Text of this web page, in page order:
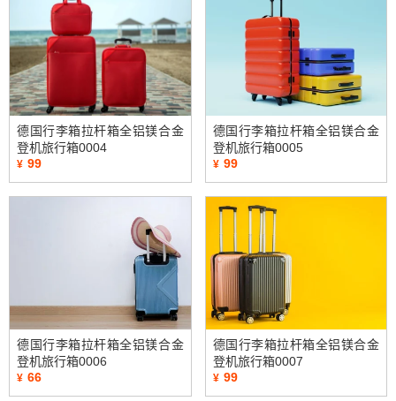
德国行李箱拉杆箱全铝镁合金
登机旅行箱0004
¥ 99
德国行李箱拉杆箱全铝镁合金
登机旅行箱0005
¥ 99
德国行李箱拉杆箱全铝镁合金
登机旅行箱0006
¥ 66
德国行李箱拉杆箱全铝镁合金
登机旅行箱0007
¥ 99